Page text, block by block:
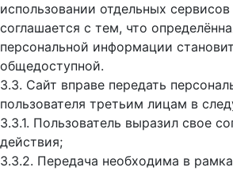
использовании отдельных сервисов
соглашается с тем, что
персональной информации
общедоступной.
3.3. Сайт вправе передать
пользователя третьим лицам в
3.3.1. Пользователь выразил свое
действия;
3.3.2. Передача необходима в